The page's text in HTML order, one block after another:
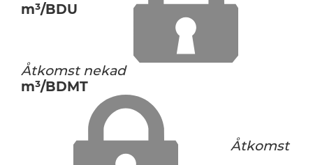
m³/BDU
Åtkomst nekad
m³/BDMT
Åtkomst